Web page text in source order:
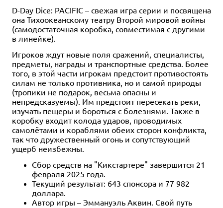
D-Day Dice: PACIFIC – свежая игра серии и посвящена
она Тихоокеанскому театру Второй мировой войны
(самодостаточная коробка, совместимая с другими
в линейке).
Игроков ждут новые поля сражений, специалисты,
предметы, награды и транспортные средства. Более
того, в этой части игрокам предстоит противостоять
силам не только противника, но и самой природы
(тропики не подарок, весьма опасны и
непредсказуемы). Им предстоит пересекать реки,
изучать пещеры и бороться с болезнями. Также в
коробку входит колода ударов, проводимых
самолётами и кораблями обеих сторон конфликта,
так что дружественный огонь и сопутствующий
ущерб неизбежны.
Сбор средств на "Кикстартере" завершится 21
февраля 2025 года.
Текущий результат: 643 спонсора и 77 982
доллара.
Автор игры – Эммануэль Аквин. Свой путь